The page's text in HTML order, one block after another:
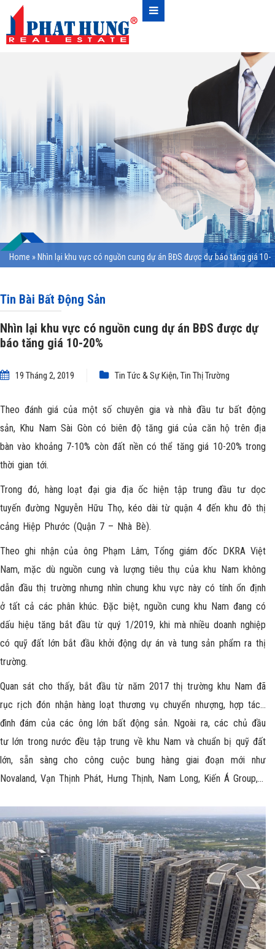
Home » Nhìn lại khu vực có nguồn cung dự án BĐS được dự báo tăng giá 10-
Tin Bài Bất Động Sản
Nhìn lại khu vực có nguồn cung dự án BĐS được dự
báo tăng giá 10-20%
19 Tháng 2, 2019 Tin Tức & Sự Kiện, Tin Thị Trường
Theo đánh giá của một số chuyên gia và nhà đầu tư bất động
sản, Khu Nam Sài Gòn có biên độ tăng giá của căn hộ trên địa
bàn vào khoảng 7-10% còn đất nền có thể tăng giá 10-20% trong
thời gian tới.
Trong đó, hàng loạt đại gia địa ốc hiện tập trung đầu tư dọc
tuyến đường Nguyễn Hữu Thọ, kéo dài từ quận 4 đến khu đô thị
cảng Hiệp Phước (Quận 7 – Nhà Bè).
Theo ghi nhận của ông Phạm Lâm, Tổng giám đốc DKRA Việt
Nam, mặc dù nguồn cung và lượng tiêu thụ của khu Nam không
dẫn đầu thị trường nhưng nhìn chung khu vực này có tính ổn định
ở tất cả các phân khúc. Đặc biệt, nguồn cung khu Nam đang có
dấu hiệu tăng bắt đầu từ quý 1/2019, khi mà nhiều doanh nghiệp
có quỹ đất lớn bắt đầu khởi động dự án và tung sản phẩm ra thị
trường.
Quan sát cho thấy, bắt đầu từ năm 2017 thị trường khu Nam đã
rục rịch đón nhận hàng loạt thương vụ chuyển nhượng, hợp tác…
đình đám của các ông lớn bất động sản. Ngoài ra, các chủ đầu
tư lớn trong nước đều tập trung về khu Nam và chuẩn bị quỹ đất
lớn, sẵn sàng cho công cuộc bung hàng giai đoạn mới như
Novaland, Vạn Thịnh Phát, Hưng Thịnh, Nam Long, Kiến Á Group,…